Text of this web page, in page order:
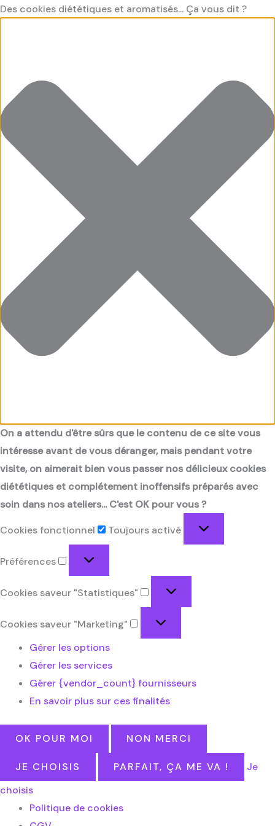
Des cookies diététiques et aromatisés... Ça vous dit ?
On a attendu d'être sûrs que le contenu de ce site vous
intéresse avant de vous déranger, mais pendant votre
visite, on aimerait bien vous passer nos délicieux cookies
diététiques et complétement inoffensifs préparés avec
soin dans nos ateliers... C'est OK pour vous ?
Cookies fonctionnel
Cookies
Toujours activé
Préférences
Préférences
Cookies saveur "Statistiques"
Cookies
Cookies saveur "Marketing"
Cookies
Gérer les options
Gérer les services
Gérer {vendor_count} fournisseurs
En savoir plus sur ces finalités
OK POUR MOI NON MERCI
JE CHOISIS PARFAIT, ÇA ME VA !
Je
choisis
Politique de cookies
Aller